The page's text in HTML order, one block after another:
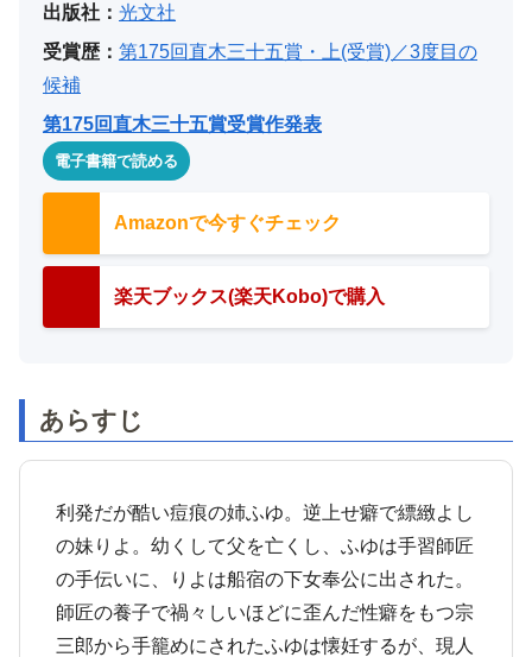
出版社： 光文社
受賞歴： 第175回直木三十五賞・上(受賞)／3度目の
候補
第175回直木三十五賞受賞作発表
電子書籍で読める
Amazonで今すぐチェック
楽天ブックス(楽天Kobo)で購入
あらすじ
利発だが酷い痘痕の姉ふゆ。逆上せ癖で縹緻よし
の妹りよ。幼くして父を亡くし、ふゆは手習師匠
の手伝いに、りよは船宿の下女奉公に出された。
師匠の養子で禍々しいほどに歪んだ性癖をもつ宗
三郎から手籠めにされたふゆは懐妊するが、現人